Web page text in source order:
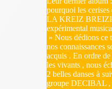
pourquoi les
LA KREIZ
expérimental
» Nous dédions ce
nos connaissances
acquis . En ordre
les vivants , nous
2 belles danses à
groupe DECIBAL